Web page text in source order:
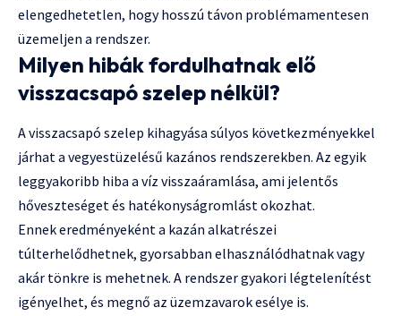
elengedhetetlen, hogy hosszú távon problémamentesen
üzemeljen a rendszer.
Milyen hibák fordulhatnak elő
visszacsapó szelep nélkül?
A visszacsapó szelep kihagyása súlyos következményekkel
járhat a vegyestüzelésű kazános rendszerekben. Az egyik
leggyakoribb hiba a víz visszaáramlása, ami jelentős
hőveszteséget és hatékonyságromlást okozhat.
Ennek eredményeként a kazán alkatrészei
túlterhelődhetnek, gyorsabban elhasználódhatnak vagy
akár tönkre is mehetnek. A rendszer gyakori légtelenítést
igényelhet, és megnő az üzemzavarok esélye is.